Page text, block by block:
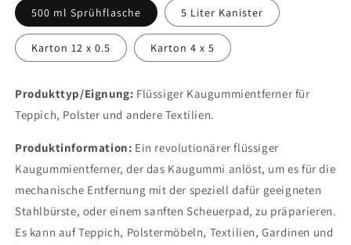
500 ml Sprühflasche 5 Liter Kanister
Karton 12 x 0.5 Karton 4 x 5
Produkttyp/Eignung: Flüssiger Kaugummientferner für
Teppich, Polster und andere Textilien.
Produktinformation: Ein revolutionärer flüssiger
Kaugummientferner, der das Kaugummi anlöst, um es für die
mechanische Entfernung mit der speziell dafür geeigneten
Stahlbürste, oder einem sanften Scheuerpad, zu präparieren.
Es kann auf Teppich, Polstermöbeln, Textilien, Gardinen und